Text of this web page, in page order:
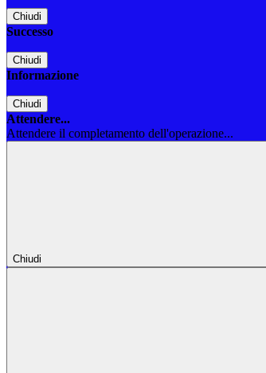
Chiudi
Successo
Chiudi
Informazione
Chiudi
Attendere...
Attendere il completamento dell'operazione...
Chiudi